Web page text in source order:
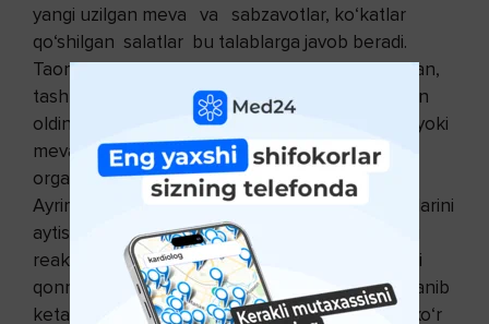
yangi uzilgan meva va sabzavotlar, ko‘katlar
qo‘shilgan salatlar bu talablarga javob beradi.
Taomlaringizning 60 foizi sabzavot va mevalardan,
tashkil topgan bo‘lishi lozim. Ovqatlanishingizdan
oldin doimo pishirilmagan sabzavotlardan salat yoki
meva tanovvul qiling. Bu ishqorli ozuqalar
organizmingiz uchun juda katta axamiyatga ega.
Ayrimlar sabzavot va mevalarni xush ko‘rmasliklarini
aytishadi. Buning sababi qoningizda hali zardobli
reaksiya mavjud, biroq ishqorli ozuqalar iste’moli
qonni tozalay boshlaydi va siz bu sharoitga o‘rganib
ketasiz, natijada bunday ozuqa vaqti kelib xushxo‘r